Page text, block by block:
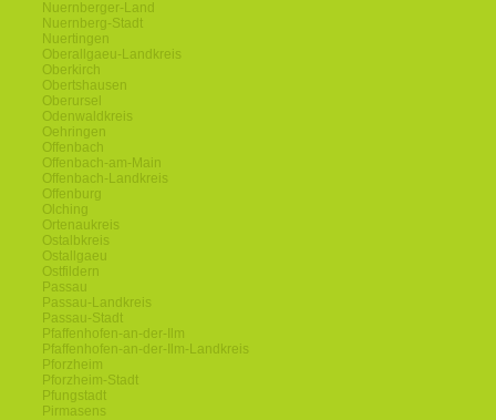
Nuernberger-Land
Nuernberg-Stadt
Nuertingen
Oberallgaeu-Landkreis
Oberkirch
Obertshausen
Oberursel
Odenwaldkreis
Oehringen
Offenbach
Offenbach-am-Main
Offenbach-Landkreis
Offenburg
Olching
Ortenaukreis
Ostalbkreis
Ostallgaeu
Ostfildern
Passau
Passau-Landkreis
Passau-Stadt
Pfaffenhofen-an-der-Ilm
Pfaffenhofen-an-der-Ilm-Landkreis
Pforzheim
Pforzheim-Stadt
Pfungstadt
Pirmasens